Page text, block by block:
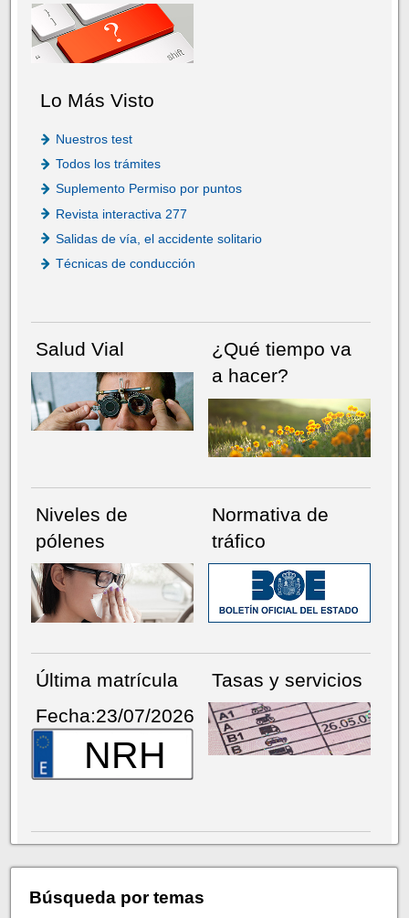
Lo Más Visto
Nuestros test
Todos los trámites
Suplemento Permiso por puntos
Revista interactiva 277
Salidas de vía, el accidente solitario
Técnicas de conducción
Salud Vial
¿Qué tiempo va
a hacer?
Niveles de
pólenes
Normativa de
tráfico
Última matrícula
Fecha:23/07/2026
NRH
Tasas y servicios
Búsqueda por temas